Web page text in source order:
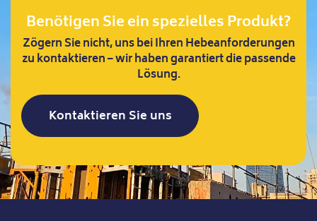
Benötigen Sie ein spezielles Produkt?
Zögern Sie nicht, uns bei Ihren Hebeanforderungen
zu kontaktieren – wir haben garantiert die passende
Lösung.
Kontaktieren Sie uns